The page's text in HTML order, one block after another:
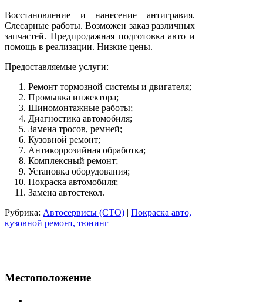
Восстановление и нанесение антигравия.
Слесарные работы. Возможен заказ различных
запчастей. Предпродажная подготовка авто и
помощь в реализации. Низкие цены.
Предоставляемые услуги:
Ремонт тормозной системы и двигателя;
Промывка инжектора;
Шиномонтажные работы;
Диагностика автомобиля;
Замена тросов, ремней;
Кузовной ремонт;
Антикоррозийная обработка;
Комплексный ремонт;
Установка оборудования;
Покраска автомобиля;
Замена автостекол.
Рубрика: Автосервисы (СТО) | Покраска авто,
кузовной ремонт, тюнинг
Местоположение